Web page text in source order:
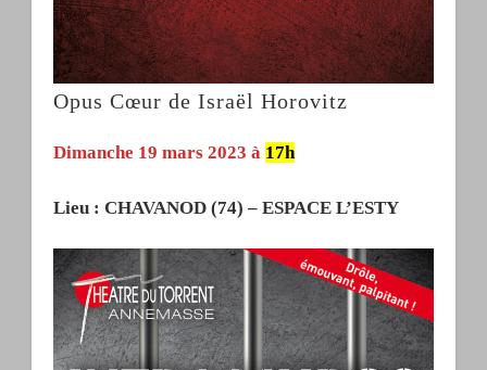
Opus Cœur de Israël Horovitz
Dimanche 19 mars 2023 à 17h
Lieu : CHAVANOD (74) – ESPACE L’ESTY